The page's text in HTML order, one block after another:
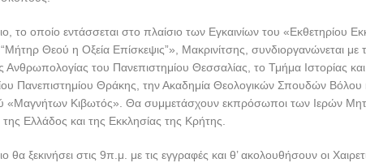
το οποίο εντάσσεται στο πλαίσιο των Εγκαινίων του «Εκθετηρίου
“Μήτηρ Θεού η Οξεία Επίσκεψις”», Μακρινίτσης, συνδιοργανώνεται με
Ανθρωπολογίας του Πανεπιστημίου Θεσσαλίας, το Τμήμα Ιστορίας
Πανεπιστημίου Θράκης, την Ακαδημία Θεολογικών Σπουδών Βόλου
«Μαγνήτων Κιβωτός». Θα συμμετάσχουν εκπρόσωποι των Ιερών
της Ελλάδος και της Εκκλησίας της Κρήτης.
θα ξεκινήσει στις 9π.μ. με τις εγγραφές και θ’ ακολουθήσουν οι